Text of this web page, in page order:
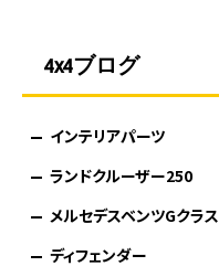
4x4ブログ
インテリアパーツ
ランドクルーザー250
メルセデスベンツGクラス
ディフェンダー